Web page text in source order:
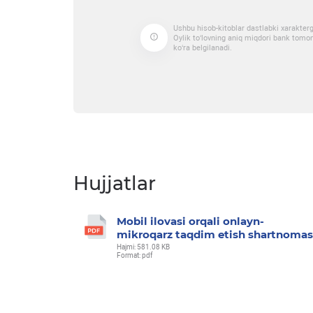
Ushbu hisob-kitoblar dastlabki
Oylik to‘lovning aniq miqdori bank
ko‘ra belgilanadi.
Hujjatlar
Mobil ilovasi orqali onlayn-
mikroqarz taqdim etish
Hajmi: 581.08 KB
Format: pdf